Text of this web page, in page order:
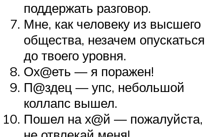
поддержать разговор.
Мне, как человеку из высшего
общества, незачем опускаться
до твоего уровня.
Ох@еть — я поражен!
П@здец — упс, небольшой
коллапс вышел.
Пошел на х@й — пожалуйста,